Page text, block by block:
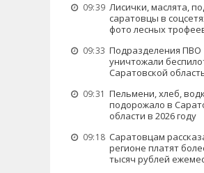
09:39 Лисички, маслята,
саратовцы в
фото лесных
09:33 Подразделения ПВО
уничтожали
Саратовской
09:31 Пельмени, хлеб,
подорожало в
области в 2026 году
09:18 Саратовцам
регионе платят
тысяч рублей